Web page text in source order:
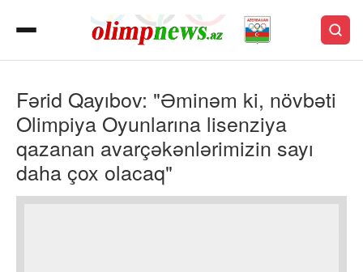
Fərid Qayıbov: "Əminəm ki, növbəti
Olimpiya Oyunlarına lisenziya
qazanan avarçəkənlərimizin sayı
daha çox olacaq"